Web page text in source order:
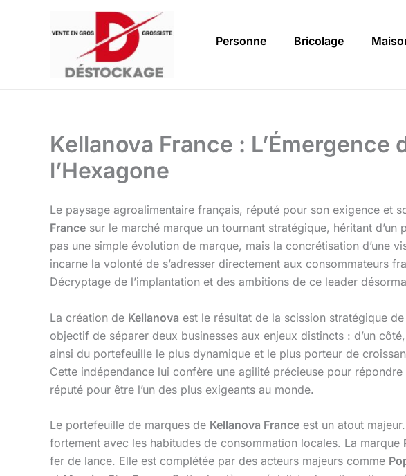
Personne Bricolage
Kellanova France : L’Émergence
l’Hexagone
Le paysage agroalimentaire français, réputé pour son exigence et
France sur le marché marque un tournant stratégique, héritant
pas une simple évolution de marque, mais la concrétisation d’une
incarne la volonté de s’adresser directement aux consommateurs
Décryptage de l’implantation et des ambitions de ce leader
La création de Kellanova est le résultat de la scission stratégique de
objectif de séparer deux businesses aux enjeux distincts : d’un
ainsi du portefeuille le plus dynamique et le plus porteur de
Cette indépendance lui confère une agilité précieuse pour
réputé pour être l’un des plus exigeants au monde.
Le portefeuille de marques de Kellanova France est un atout
fortement avec les habitudes de consommation locales. La marque
fer de lance. Elle est complétée par des acteurs majeurs comme